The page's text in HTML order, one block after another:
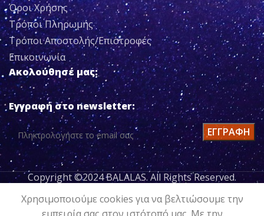
Όροι Χρήσης
Τρόποι Πληρωμής
Τρόποι Αποστολής/Επιστροφές
Επικοινωνία
Ακολούθησέ μας:
Εγγραφή στο newsletter:
Copyright ©2024 BALALAS. All Rights Reserved.
Χρησιμοποιούμε cookies για να βελτιώσουμε την
ΠΑΝΤΕΛΟΝΙ
ΚΟΛΑΝ
ΠΡΟΣΘΉΚΗ